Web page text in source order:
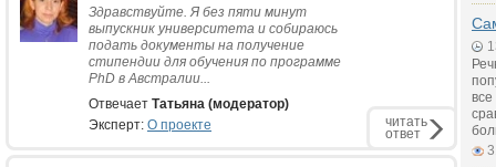
Здравствуйте. Я без пяти минут
выпускник университета и собираюсь
подать документы на получение
стипендии для обучения по программе
PhD в Австралии...
Отвечает Татьяна (модератор)
Эксперт: О проекте читать
ответ